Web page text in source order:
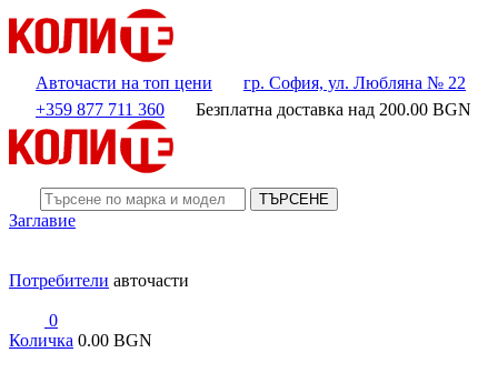
Авточасти на топ цени
гр. София, ул. Любляна № 22
+359 877 711 360
Безплатна доставка над 200.00 BGN
ТЪРСЕНЕ
Заглавие
Потребители авточасти
0
Количка 0.00 BGN